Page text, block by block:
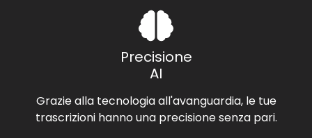
Precisione
AI
Grazie alla tecnologia all'avanguardia, le tue
trascrizioni hanno una precisione senza pari.